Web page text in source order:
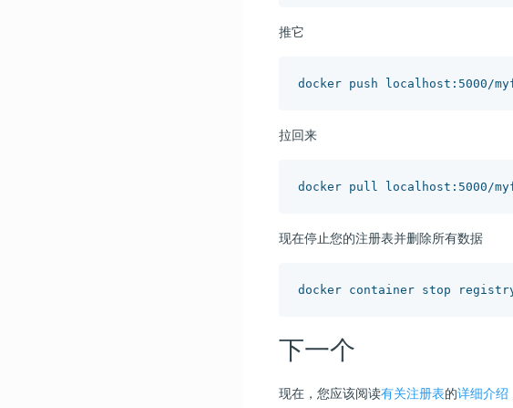
推它
拉回来
现在停止您的注册表并删除所有数据
下一个
现在，您应该阅读有关注册表的详细介绍